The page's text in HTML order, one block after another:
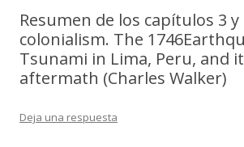
Resumen de los capítulos 3 y
colonialism. The
Tsunami in Lima, Peru, and
aftermath (Charles Walker)
Deja una respuesta